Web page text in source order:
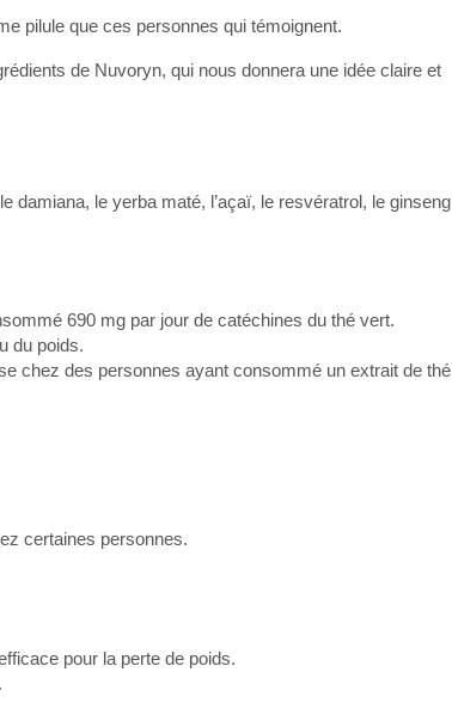
pilule que ces personnes qui témoignent.
de Nuvoryn, qui nous donnera une idée claire et
damiana, le yerba maté, l’açaï, le resvératrol, le ginseng
690 mg par jour de catéchines du thé vert.
du poids.
chez des personnes ayant consommé un extrait de thé
certaines personnes.
pour la perte de poids.